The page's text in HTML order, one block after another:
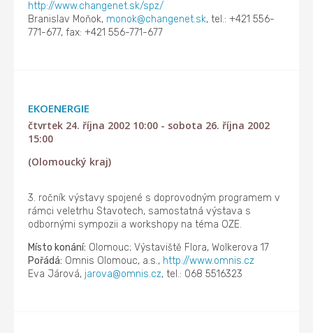
http://www.changenet.sk/spz/
Branislav Moňok, monok@changenet.sk, tel.: +421 556-
771-677, fax: +421 556-771-677
EKOENERGIE
čtvrtek 24. října 2002 10:00 - sobota 26. října 2002
15:00
(Olomoucký kraj)
3. ročník výstavy spojené s doprovodným programem v
rámci veletrhu Stavotech, samostatná výstava s
odbornými sympozii a workshopy na téma OZE.
Místo konání: Olomouc; Výstaviště Flora, Wolkerova 17
Pořádá: Omnis Olomouc, a.s., http://www.omnis.cz
Eva Járová, jarova@omnis.cz, tel.: 068 5516323